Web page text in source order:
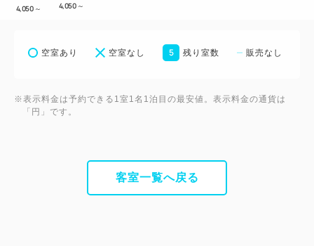
4,050 ～ 4,050 ～
空室あり 空室なし 5 残り室数 販売なし
※表示料金は予約できる1室1名1泊目の最安値。表示料金の通貨は
「円」です。
客室一覧へ戻る